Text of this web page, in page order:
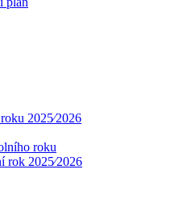
2025⁄2026
roku
rok 2025⁄2026